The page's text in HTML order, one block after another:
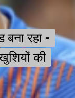
बना रहा -
की
बना रहा -
की